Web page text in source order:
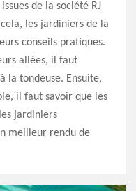
de la société RJ
les jardiniers de la
conseils pratiques.
allées, il faut
la tondeuse. Ensuite,
il faut savoir que les
jardiniers
meilleur rendu de